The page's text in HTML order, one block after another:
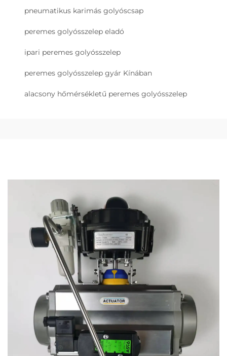
pneumatikus karimás golyóscsap
peremes golyósszelep eladó
ipari peremes golyósszelep
peremes golyósszelep gyár Kínában
alacsony hőmérsékletű peremes golyósszelep